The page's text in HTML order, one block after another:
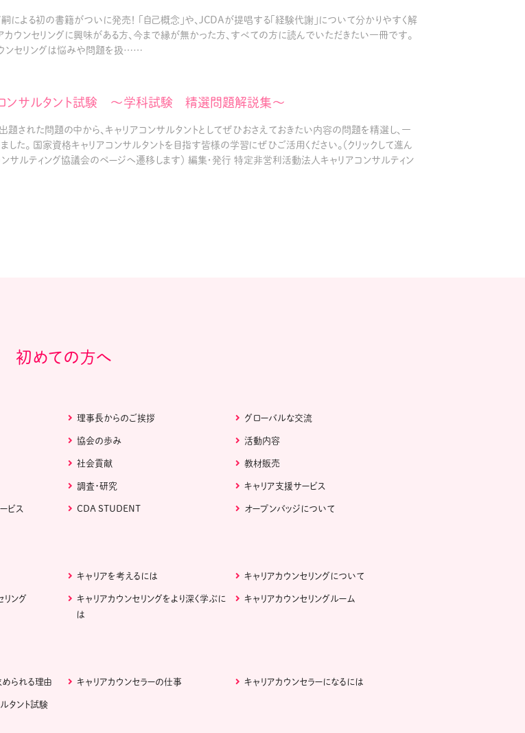
による初の書籍がついに発売！ 「自己概念」や、JCDAが提唱する「経験代謝」について分かりやすく解
カウンセリングに興味がある方、今まで縁が無かった方、すべての方に読んでいただきたい一冊です。
ウンセリングは悩みや問題を扱……
コンサルタント試験 ～学科試験 精選問題解説集～
された問題の中から、キャリアコンサルタントとしてぜひおさえておきたい内容の問題を精選し、⼀
した。 国家資格キャリアコンサルタントを目指す皆様の学習にぜひご活用ください。（クリックして進ん
ンサルティング協議会のページへ遷移します） 編集・発行 特定非営利活動法人キャリアコンサルティン
初めての方へ
理事長からのご挨拶 グローバルな交流
協会の歩み 活動内容
社会貢献 教材販売
調査・研究 キャリア支援サービス
ビス CDA STUDENT オープンバッジについて
キャリアを考えるには キャリアカウンセリングについて
リング
キャリアカウンセリングをより深く学ぶに
は
キャリアカウンセリングルーム
められる理由 キャリアカウンセラーの仕事 キャリアカウンセラーになるには
タント試験